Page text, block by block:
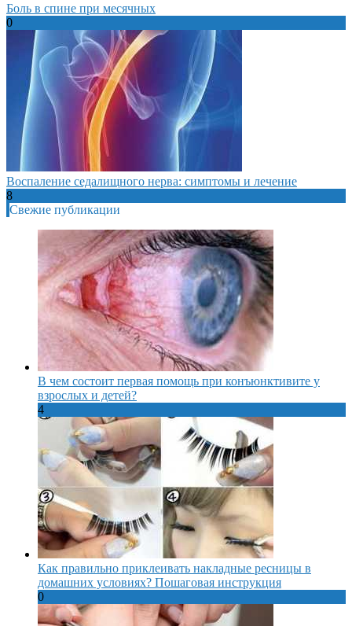
Боль в спине при месячных
0
Воспаление седалищного нерва: симптомы и лечение
8
Свежие публикации
В чем состоит первая помощь при конъюнктивите у
взрослых и детей?
4
Как правильно приклеивать накладные ресницы в
домашних условиях? Пошаговая инструкция
0